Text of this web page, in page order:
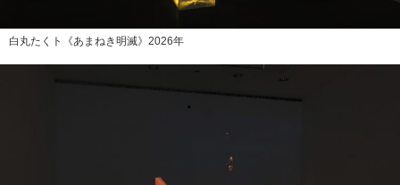
白丸たくト《あまねき明滅》2026年